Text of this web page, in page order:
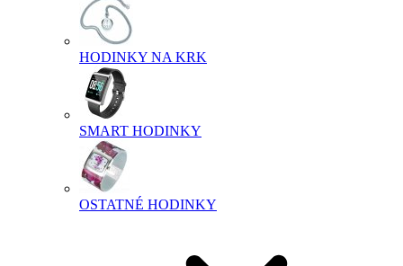
HODINKY NA KRK
SMART HODINKY
OSTATNÉ HODINKY